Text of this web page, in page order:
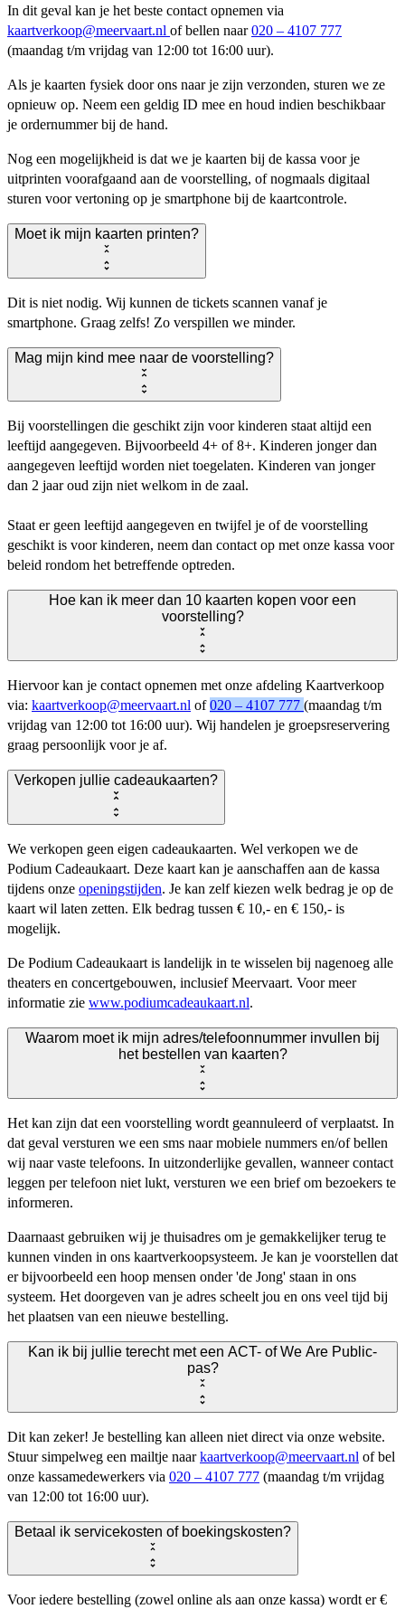
In dit geval kan je het beste contact opnemen via
kaartverkoop@meervaart.nl of bellen naar020 – 4107 777
(maandag t/m vrijdag van 12:00 tot 16:00 uur).
Als je kaarten fysiek door ons naar je zijn verzonden, sturen we ze
opnieuw op. Neem een geldig ID mee en houd indien beschikbaar
je ordernummer bij de hand.
Nog een mogelijkheid is dat we je kaarten bij de kassa voor je
uitprinten voorafgaand aan de voorstelling, of nogmaals digitaal
sturen voor vertoning op je smartphone bij de kaartcontrole.
Moet ik mijn kaarten printen?
Dit is niet nodig. Wij kunnen de tickets scannen vanaf je
smartphone. Graag zelfs! Zo verspillen we minder.
Mag mijn kind mee naar de voorstelling?
Bij voorstellingen die geschikt zijn voor kinderen staat altijd een
leeftijd aangegeven. Bijvoorbeeld 4+ of 8+. Kinderen jonger dan
aangegeven leeftijd worden niet toegelaten. Kinderen van jonger
dan 2 jaar oud zijn niet welkom in de zaal.
Staat er geen leeftijd aangegeven en twijfel je of de voorstelling
geschikt is voor kinderen, neem dan contact op met onze kassa voor
beleid rondom het betreffende optreden.
Hoe kan ik meer dan 10 kaarten kopen voor een
voorstelling?
Hiervoor kan je contact opnemen met onze afdeling Kaartverkoop
via: kaartverkoop@meervaart.nl of020 – 4107 777 (maandag t/m
vrijdag van 12:00 tot 16:00 uur). Wij handelen je groepsreservering
graag persoonlijk voor je af.
Verkopen jullie cadeaukaarten?
We verkopen geen eigen cadeaukaarten. Wel verkopen we de
Podium Cadeaukaart. Deze kaart kan je aanschaffen aan de kassa
tijdens onze openingstijden. Je kan zelf kiezen welk bedrag je op de
kaart wil laten zetten. Elk bedrag tussen € 10,- en € 150,- is
mogelijk.
De Podium Cadeaukaart is landelijk in te wisselen bij nagenoeg alle
theaters en concertgebouwen, inclusief Meervaart. Voor meer
informatie zie www.podiumcadeaukaart.nl.
Waarom moet ik mijn adres/telefoonnummer invullen bij
het bestellen van kaarten?
Het kan zijn dat een voorstelling wordt geannuleerd of verplaatst. In
dat geval versturen we een sms naar mobiele nummers en/of bellen
wij naar vaste telefoons. In uitzonderlijke gevallen, wanneer contact
leggen per telefoon niet lukt, versturen we een brief om bezoekers te
informeren.
Daarnaast gebruiken wij je thuisadres om je gemakkelijker terug te
kunnen vinden in ons kaartverkoopsysteem. Je kan je voorstellen dat
er bijvoorbeeld een hoop mensen onder 'de Jong' staan in ons
systeem. Het doorgeven van je adres scheelt jou en ons veel tijd bij
het plaatsen van een nieuwe bestelling.
Kan ik bij jullie terecht met een ACT- of We Are Public-
pas?
Dit kan zeker! Je bestelling kan alleen niet direct via onze website.
Stuur simpelweg een mailtje naarkaartverkoop@meervaart.nl of bel
onze kassamedewerkers via 020 – 4107 777 (maandag t/m vrijdag
van 12:00 tot 16:00 uur).
Betaal ik servicekosten of boekingskosten?
Voor iedere bestelling (zowel online als aan onze kassa) wordt er €